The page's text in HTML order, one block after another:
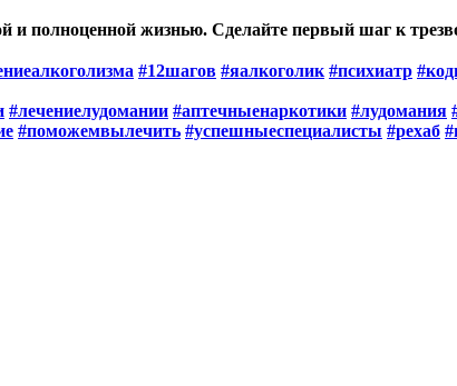
и полноценной жизнью. Сделайте первый шаг к
#12шагов #яалкоголик #психиатр
#лечениелудомании #аптечныенаркотики #лудомания
#поможемвылечить #успешныеспециалисты #рехаб